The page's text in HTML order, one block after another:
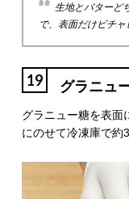
生地とバターど
で、表面だけビチャ
19 グラニュ
グラニュー糖を表面
にのせて冷凍庫で約